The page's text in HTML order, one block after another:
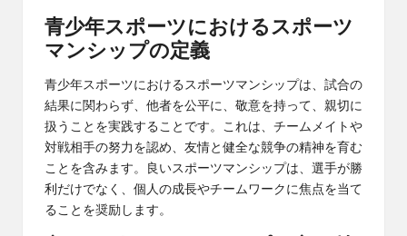
青少年スポーツにおけるスポーツ
マンシップの定義
青少年スポーツにおけるスポーツマンシップは、試合の
結果に関わらず、他者を公平に、敬意を持って、親切に
扱うことを実践することです。これは、チームメイトや
対戦相手の努力を認め、友情と健全な競争の精神を育む
ことを含みます。良いスポーツマンシップは、選手が勝
利だけでなく、個人の成長やチームワークに焦点を当て
ることを奨励します。